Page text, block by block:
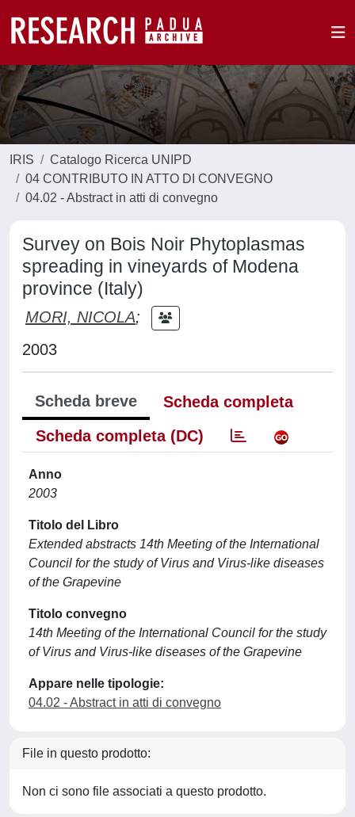
IRIS
Catalogo Ricerca UNIPD
04 CONTRIBUTO IN ATTO DI CONVEGNO
04.02 - Abstract in atti di convegno
Survey on Bois Noir Phytoplasmas
spreading in vineyards of Modena
province (Italy)
MORI, NICOLA;
2003
Scheda breve
Scheda completa
Scheda completa (DC)
Anno
2003
Titolo del Libro
Extended abstracts 14th Meeting of the International
Council for the study of Virus and Virus-like diseases
of the Grapevine
Titolo convegno
14th Meeting of the International Council for the study
of Virus and Virus-like diseases of the Grapevine
Appare nelle tipologie:
04.02 - Abstract in atti di convegno
File in questo prodotto:
Non ci sono file associati a questo prodotto.